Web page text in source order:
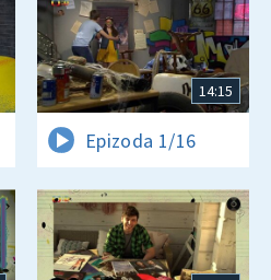
14:15
Epizoda 1/16